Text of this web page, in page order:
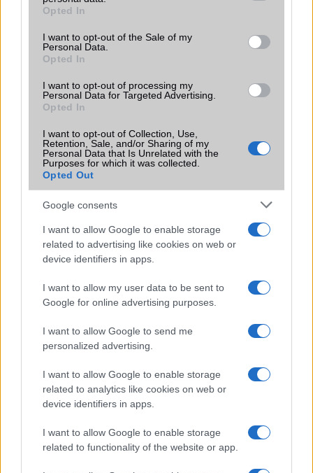
grant or deny consent to Google and its third-party tags to
use your data for below specified purposes in below Google
consent section.
Opted In
I want to opt-out of the Sale of my
Personal Data.
Opted In
I want to opt-out of processing my
Personal Data for Targeted Advertising.
Opted In
I want to opt-out of Collection, Use,
Retention, Sale, and/or Sharing of my
Personal Data that Is Unrelated with the
Purposes for which it was collected.
Opted Out
Google consents
I want to allow Google to enable storage
related to advertising like cookies on web or
device identifiers in apps.
I want to allow my user data to be sent to
Google for online advertising purposes.
I want to allow Google to send me
personalized advertising.
I want to allow Google to enable storage
related to analytics like cookies on web or
device identifiers in apps.
I want to allow Google to enable storage
related to functionality of the website or app.
Motorola
Samsung
Xiaomi
ZTE
Mennyibe kerül
Keressen a telefonboltok ajánlatai között!
TELEFONOK GYORSLISTA
Márka :